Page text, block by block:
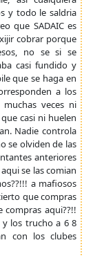
y todo le saldria
que SADAIC es
cobrar porque
no se si se
casi fundido y
que se haga en
a los
veces ni
casi ni huelen
Nadie controla
se olviden de las
anteriores
se las comian
a mafiosos
que compras
aqui??!!
y los trucho a 6 8
con los clubes